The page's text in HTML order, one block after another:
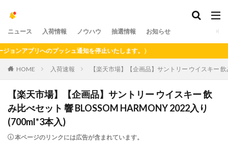
ニュース 入荷情報 ノウハウ 抽選情報 お知らせ
プリへのプッシュ通知を停止いたします。）
HOME 入荷速報 【楽天市場】【企画品】サントリー ウイスキー
【楽天市場】【企画品】サントリー ウイスキー 飲
み比べセット 響 BLOSSOM HARMONY 2022入り
(700ml*3本入)
本ページのリンクには広告が含まれています。